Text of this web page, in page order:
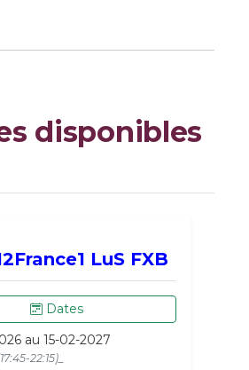
disponibles
LuS FXB
Dates
au 15-02-2027
22:15)_